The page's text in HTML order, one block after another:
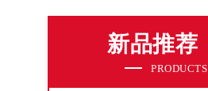
新品推荐
PRODUCTS